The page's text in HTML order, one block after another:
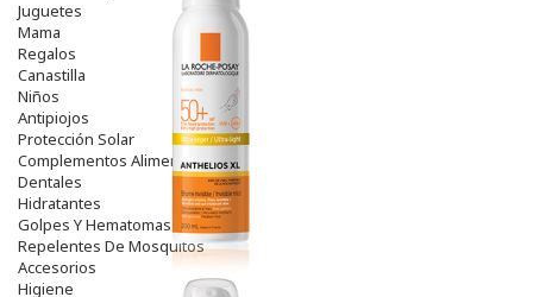
Juguetes
Mama
Regalos
Canastilla
Niños
Antipiojos
Protección Solar
Complementos Alimentarios
Dentales
Hidratantes
Golpes Y Hematomas
Repelentes De Mosquitos
Accesorios
Higiene